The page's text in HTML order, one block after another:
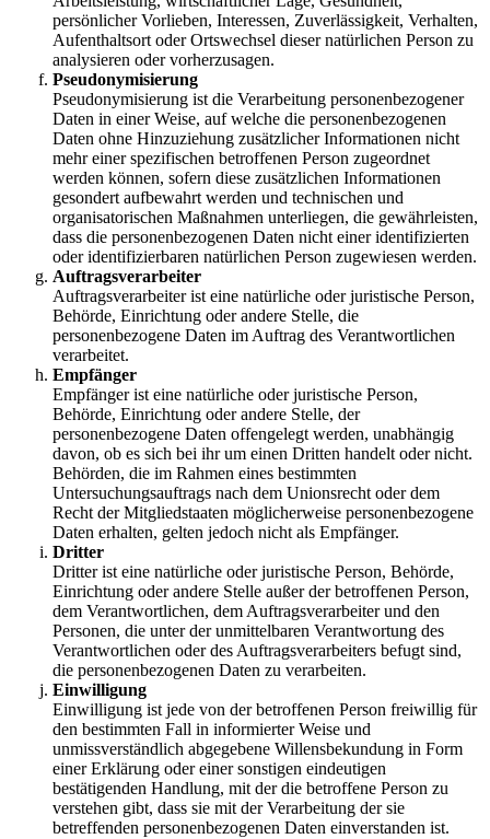
persönlicher Vorlieben, Interessen, Zuverlässigkeit, Verhalten,
Aufenthaltsort oder Ortswechsel dieser natürlichen Person zu
analysieren oder vorherzusagen.
Pseudonymisierung
Pseudonymisierung ist die Verarbeitung personenbezogener
Daten in einer Weise, auf welche die personenbezogenen
Daten ohne Hinzuziehung zusätzlicher Informationen nicht
mehr einer spezifischen betroffenen Person zugeordnet
werden können, sofern diese zusätzlichen Informationen
gesondert aufbewahrt werden und technischen und
organisatorischen Maßnahmen unterliegen, die gewährleisten,
dass die personenbezogenen Daten nicht einer identifizierten
oder identifizierbaren natürlichen Person zugewiesen werden.
Auftragsverarbeiter
Auftragsverarbeiter ist eine natürliche oder juristische Person,
Behörde, Einrichtung oder andere Stelle, die
personenbezogene Daten im Auftrag des Verantwortlichen
verarbeitet.
Empfänger
Empfänger ist eine natürliche oder juristische Person,
Behörde, Einrichtung oder andere Stelle, der
personenbezogene Daten offengelegt werden, unabhängig
davon, ob es sich bei ihr um einen Dritten handelt oder nicht.
Behörden, die im Rahmen eines bestimmten
Untersuchungsauftrags nach dem Unionsrecht oder dem
Recht der Mitgliedstaaten möglicherweise personenbezogene
Daten erhalten, gelten jedoch nicht als Empfänger.
Dritter
Dritter ist eine natürliche oder juristische Person, Behörde,
Einrichtung oder andere Stelle außer der betroffenen Person,
dem Verantwortlichen, dem Auftragsverarbeiter und den
Personen, die unter der unmittelbaren Verantwortung des
Verantwortlichen oder des Auftragsverarbeiters befugt sind,
die personenbezogenen Daten zu verarbeiten.
Einwilligung
Einwilligung ist jede von der betroffenen Person freiwillig für
den bestimmten Fall in informierter Weise und
unmissverständlich abgegebene Willensbekundung in Form
einer Erklärung oder einer sonstigen eindeutigen
bestätigenden Handlung, mit der die betroffene Person zu
verstehen gibt, dass sie mit der Verarbeitung der sie
betreffenden personenbezogenen Daten einverstanden ist.